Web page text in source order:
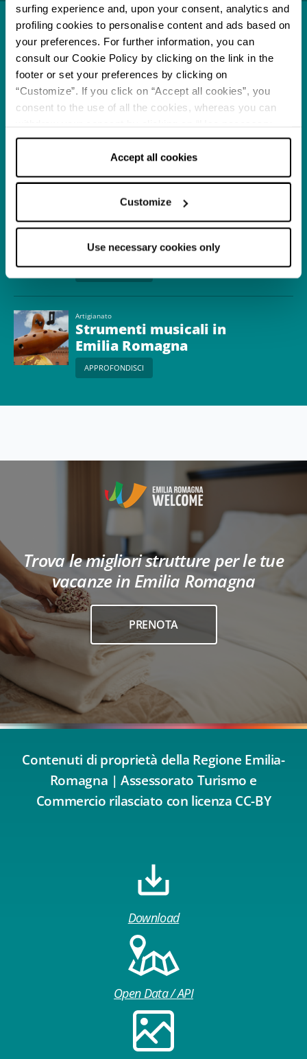
surfing experience and, upon your consent, analytics and
profiling cookies to personalise content and ads based on
your preferences. For further information, you can
consult our Cookie Policy by clicking on the link in the
footer or set your preferences by clicking on
“Customize”. If you click on “Accept all cookies”, you
consent to the use of all the cookies, whereas you can
cookies only” and only the technical cookies for the
correct functioning of the website will be used.
Accept all cookies
Customize
Use necessary cookies only
Località
Ferrara
APPROFONDISCI
Da Monet a Van Gogh a
Kandinsky. Nuovi
sguardi sulla natura e la
modernità
APPROFONDISCI
Itinerario
In moto attraverso le
terre ferraresi
Artigianato
Strumenti musicali in
Emilia Romagna
APPROFONDISCI
Trova le migliori strutture per le tue
vacanze in Emilia Romagna
PRENOTA
Contenuti di proprietà della Regione Emilia-
Romagna | Assessorato Turismo e
Commercio rilasciato con licenza CC-BY
Download
Open Data / API